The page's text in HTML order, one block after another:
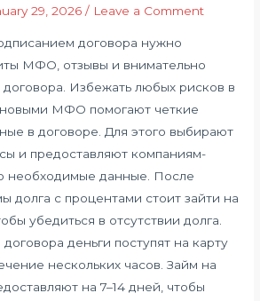
29, 2026 / Leave a Comment
договора нужно
МФО, отзывы и внимательно
договора. Избежать любых рисков в
новыми МФО помогают четкие
в договоре. Для этого выбирают
и предоставляют компаниям-
необходимые данные. После
долга с процентами стоит зайти на
убедиться в отсутствии долга.
деньги поступят на карту
нескольких часов. Займ на
на 7–14 дней, чтобы